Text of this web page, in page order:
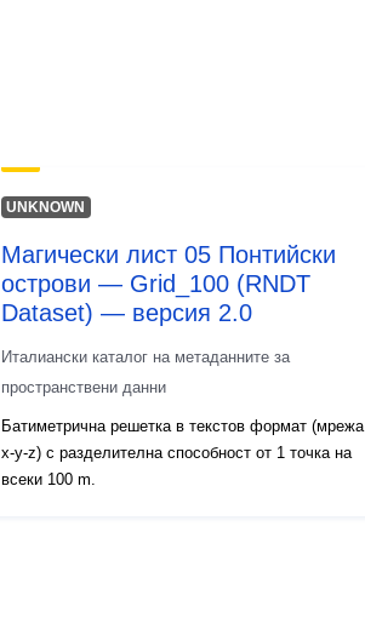
UNKNOWN
Магически лист 05 Понтийски
острови — Grid_100 (RNDT
Dataset) — версия 2.0
Италиански каталог на метаданните за
пространствени данни
Батиметрична решетка в текстов формат (мрежа
x-y-z) с разделителна способност от 1 точка на
всеки 100 m.